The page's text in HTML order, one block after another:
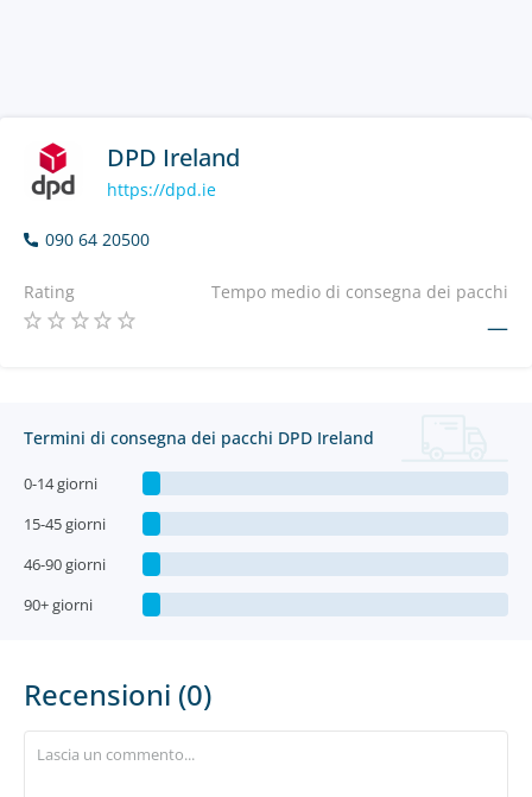
DPD Ireland
https://dpd.ie
090 64 20500
Rating Tempo medio di consegna dei pacchi
—
Termini di consegna dei pacchi DPD Ireland
0-14 giorni
15-45 giorni
46-90 giorni
90+ giorni
Recensioni (0)